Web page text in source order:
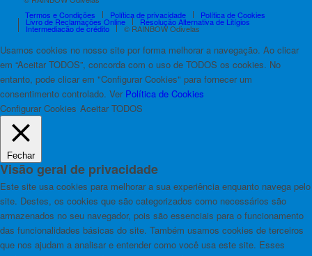
Termos e Condições
Política de privacidade Política de Cookies
Livro de Reclamações Online Resolução Alternativa de Litígios
Intermediação de crédito © RAINBOW Odivelas
Usamos cookies no nosso site por forma melhorar a navegação. Ao clicar
em “Aceitar TODOS”, concorda com o uso de TODOS os cookies. No
entanto, pode clicar em "Configurar Cookies" para fornecer um
consentimento controlado. Ver Política de Cookies
Configurar Cookies Aceitar TODOS
Fechar
Visão geral de privacidade
Este site usa cookies para melhorar a sua experiência enquanto navega pelo
site. Destes, os cookies que são categorizados como necessários são
armazenados no seu navegador, pois são essenciais para o funcionamento
das funcionalidades básicas do site. Também usamos cookies de terceiros
que nos ajudam a analisar e entender como você usa este site. Esses